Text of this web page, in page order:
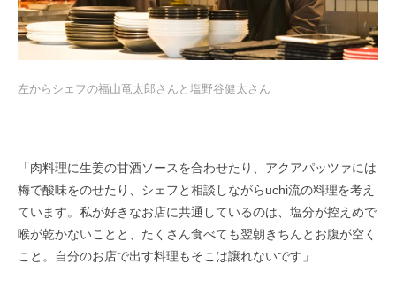
左からシェフの福山竜太郎さんと塩野谷健太さん
「肉料理に生姜の甘酒ソースを合わせたり、アクアパッツァには
梅で酸味をのせたり、シェフと相談しながらuchi流の料理を考え
ています。私が好きなお店に共通しているのは、塩分が控えめで
喉が乾かないことと、たくさん食べても翌朝きちんとお腹が空く
こと。自分のお店で出す料理もそこは譲れないです」